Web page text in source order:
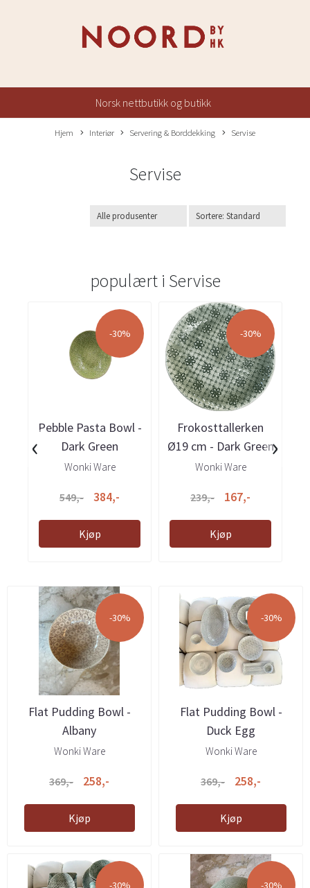
Norsk nettbutikk og butikk
Hjem Interiør Servering & Borddekking Servise
Servise
populært i Servise
-30%
Pebble Pasta Bowl -
Dark Green
Wonki Ware
549,- 384,-
Kjøp
-30%
Frokosttallerken
Ø19 cm - Dark Green
Wonki Ware
239,- 167,-
Kjøp
‹ ›
-30%
Flat Pudding Bowl -
Albany
Wonki Ware
369,- 258,-
Kjøp
-30%
Flat Pudding Bowl -
Duck Egg
Wonki Ware
369,- 258,-
Kjøp
-30% -30%